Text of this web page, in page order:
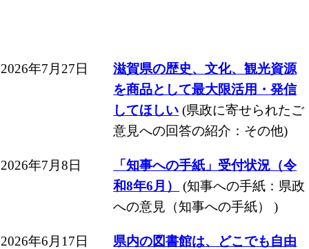
2026年7月27日
滋賀県の歴史、文化、観光資源
を商品として最大限活用・発信
してほしい (県政に寄せられたご
意見への回答の紹介：その他)
2026年7月8日
「知事への手紙」受付状況（令
和8年6月）
(知事への手紙：県政
への意見（知事への手紙） )
2026年6月17日
県内の図書館は、どこでも自由